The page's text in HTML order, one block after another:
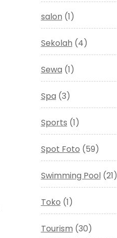
salon (1)
Sekolah (4)
Sewa (1)
Spa (3)
Sports (1)
Spot Foto (59)
Swimming Pool(21)
Toko (1)
Tourism (30)